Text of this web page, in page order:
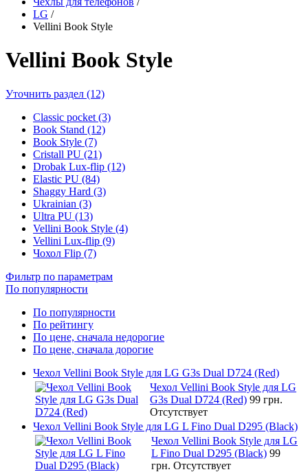
LG /
Vellini Book Style
Vellini Book Style
Уточнить раздел (12)
Classic pocket (3)
Book Stand (12)
Book Style (7)
Cristall PU (21)
Drobak Lux-flip (12)
Elastic PU (84)
Shaggy Hard (3)
Ukrainian (3)
Ultra PU (13)
Vellini Book Style (4)
Vellini Lux-flip (9)
Чохол Flip (7)
Фильтр по параметрам
По популярности
По популярности
По рейтингу
По цене, сначала недорогие
По цене, сначала дорогие
Чехол Vellini Book Style для LG G3s Dual D724 (Red)
Чехол Vellini Book Style для LG
G3s Dual D724 (Red) 99 грн.
Отсутствует
Чехол Vellini Book Style для LG L Fino Dual D295 (Black)
Чехол Vellini Book Style для LG
L Fino Dual D295 (Black) 99
грн. Отсутствует